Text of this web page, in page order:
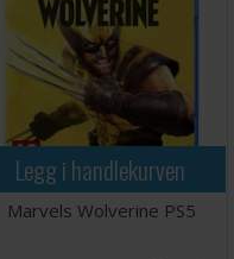
Legg i handlekurven
Marvels Wolverine PS5